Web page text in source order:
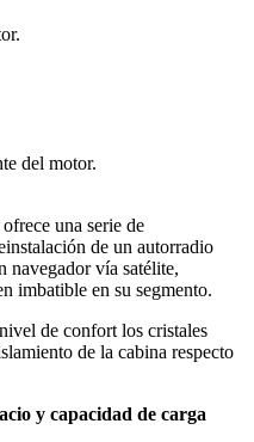
del motor.
una serie de
de un autorradio
vía satélite,
imbatible en su segmento.
de confort los cristales
de la cabina respecto
y capacidad de carga